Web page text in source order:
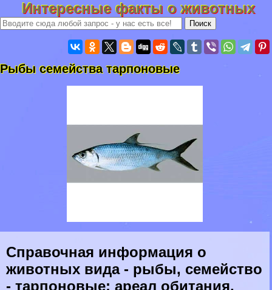
Интересные факты о животных
Рыбы семейства тарпоновые
Справочная информация о
животных вида - рыбы, семейство
- тарпоновые: ареал обитания,